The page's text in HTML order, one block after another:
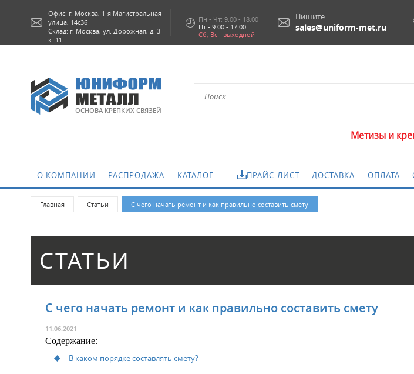
Офис: г. Москва, 1-я Магистральная
улица, 14с36
Склад: г. Москва, ул. Дорожная, д. 3
к. 11
Пн - Чт: 9.00 - 18.00
Пт - 9.00 - 17.00
Сб, Вс - выходной
Пишите
sales@uniform-met.ru
ОСНОВА КРЕПКИХ СВЯЗЕЙ
Метизы и крепежные
О КОМПАНИИ РАСПРОДАЖА КАТАЛОГ ПРАЙС-ЛИСТ ДОСТАВКА ОПЛАТА
Главная Статьи С чего начать ремонт и как правильно составить смету
СТАТЬИ
С чего начать ремонт и как правильно составить смету
11.06.2021
Cодержание:
В каком порядке составлять смету?